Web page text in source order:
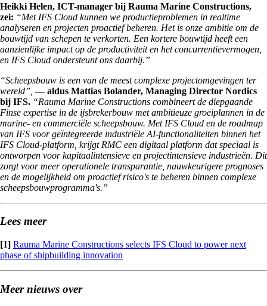
Heikki Helen, ICT-manager bij Rauma Marine Constructions,
zei: “Met IFS Cloud kunnen we productieproblemen in realtime
analyseren en projecten proactief beheren. Het is onze ambitie om de
bouwtijd van schepen te verkorten. Een kortere bouwtijd heeft een
aanzienlijke impact op de productiviteit en het concurrentievermogen,
en IFS Cloud ondersteunt ons daarbij.”
“Scheepsbouw is een van de meest complexe projectomgevingen ter
wereld”, — aldus Mattias Bolander, Managing Director Nordics
bij IFS. “Rauma Marine Constructions combineert de diepgaande
Finse expertise in de ijsbrekerbouw met ambitieuze groeiplannen in de
marine- en commerciële scheepsbouw. Met IFS Cloud en de roadmap
van IFS voor geïntegreerde industriële AI-functionaliteiten binnen het
IFS Cloud-platform, krijgt RMC een digitaal platform dat speciaal is
ontworpen voor kapitaalintensieve en projectintensieve industrieën. Dit
zorgt voor meer operationele transparantie, nauwkeurigere prognoses
en de mogelijkheid om proactief risico's te beheren binnen complexe
scheepsbouwprogramma's.”
Lees meer
[1] Rauma Marine Constructions selects IFS Cloud to power next
phase of shipbuilding innovation
Meer nieuws over